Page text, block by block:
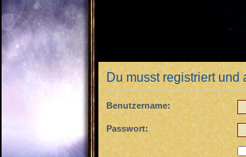
Du musst registriert und
Benutzername:
Passwort: